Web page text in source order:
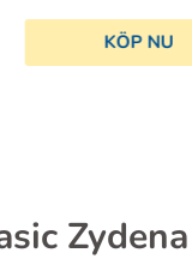
KÖP NU